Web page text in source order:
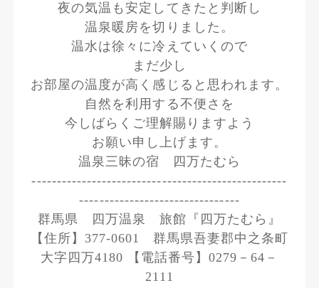
夜の気温も安定してきたと判断し
温泉暖房を切りました。
温水は徐々に冷えていくので
まだ少し
お部屋の温度が高く感じると思われます。
自然を利用する不便さを
今しばらくご理解賜りますよう
お願い申し上げます。
温泉三昧の宿 四万たむら
---------------------------------------------------
--------------------------------
群馬県 四万温泉 旅館『四万たむら』
【住所】377-0601 群馬県吾妻郡中之条町
大字四万4180 【電話番号】0279－64－
2111